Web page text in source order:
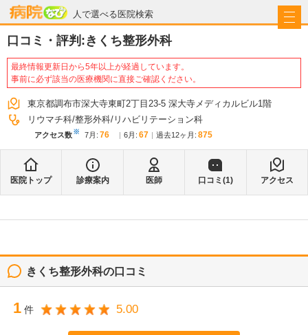
人で選べる医院検索
病院なび
口コミ・評判:きくち整形外科
最終情報更新日から5年以上が経過しています。
事前に必ず該当の医療機関に直接ご確認ください。
東京都調布市深大寺東町2丁目23-5 深大寺メディカルビル1階
リウマチ科 整形外科 リハビリテーション科
アクセス数※ 7月 : 76 6月 : 67 過去12ヶ月: 875
医院トップ 診療案内 医師 口コミ(1) アクセス
きくち整形外科の口コミ
1 件 5.00